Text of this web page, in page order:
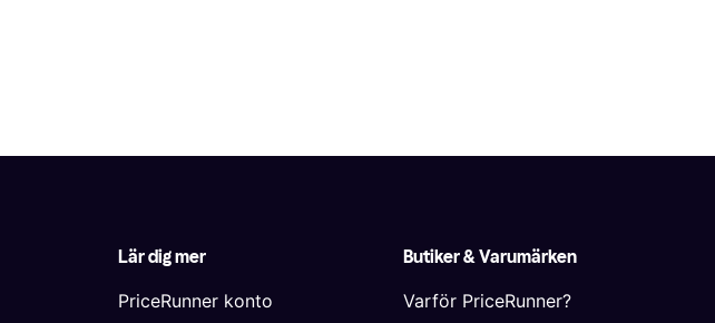
Lär dig mer
PriceRunner konto
Butiker & Varumärken
Varför PriceRunner?